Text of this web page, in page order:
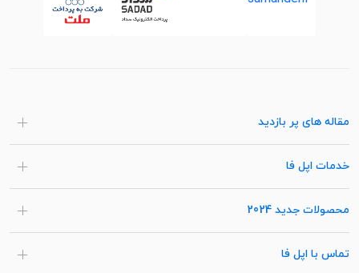
مقاله های پر بازدید
خدمات اپل فا
محصولات جدید 2024
تماس با اپل فا